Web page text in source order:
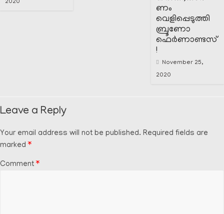
2020
ണം
വെളിപ്പെടുത്തി
ബ്രൂണോ
ഫെർണാണ്ടസ്
!
November 25,
2020
Leave a Reply
Your email address will not be published. Required fields are
marked *
Comment *